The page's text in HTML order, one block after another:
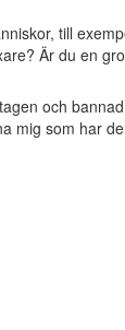
till
Är du en
och
som har